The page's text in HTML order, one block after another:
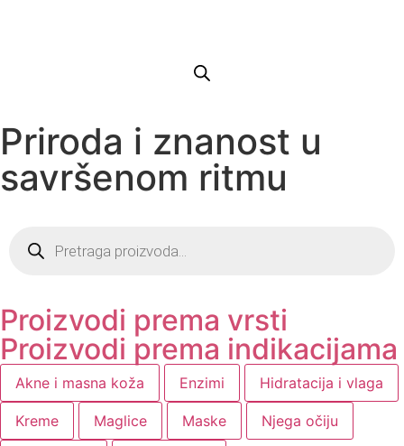
Priroda i znanost u
savršenom ritmu
Proizvodi prema vrsti
Proizvodi prema indikacijama
Akne i masna koža Enzimi Hidratacija i vlaga
Kreme Maglice Maske Njega očiju